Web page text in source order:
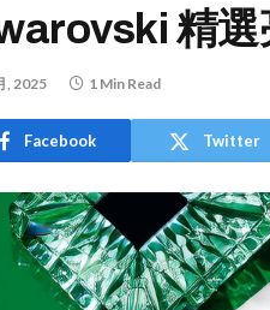
精選
, 2025 1 Min Read
Facebook Twitter